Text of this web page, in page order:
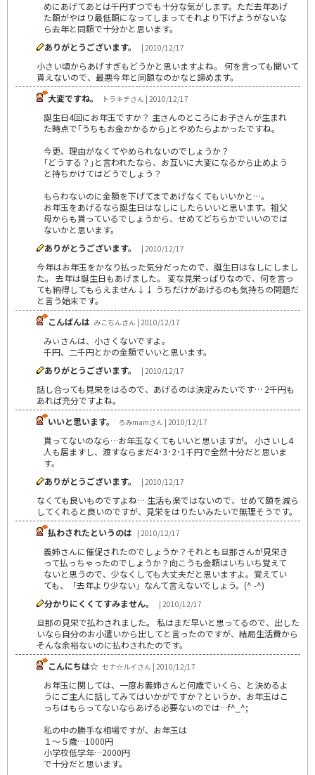
めにあげてあとは千円ずつでも十分な気がします。ただ去年あげ
た額がやはり最低額になってしまってそれより下げようがないな
ら去年と同額で十分かと思います。
ありがとうございます。
| 2010/12/17
小さい頃からあげすぎもどうかと思いますよね。 何を言っても聞いて
貰えないので、最悪今年と同額なのかなと諦めます。
大変ですね。
トラキチさん | 2010/12/17
誕生日4回にお年玉ですか？ 主さんのところにお子さんが生まれ
た時点で｢うちもお金かかるから｣とやめたらよかったですね。
今更、理由がなくてやめられないのでしょうか？
｢どうする？｣と言われたなら、お互いに大変になるから止めよう
と持ちかけてはどうでしょう？
もらわないのに金額を下げてまであげなくてもいいかと…。
お年玉をあげるなら誕生日はなしにしたらいいと思います。祖父
母からも貰っているでしょうから、せめてどちらかでいいのでは
ないかと思います。
ありがとうございます。
| 2010/12/17
今年はお年玉をかなり払った気分だったので、誕生日はなしにしまし
た。 去年は誕生日もあげました。 変な見栄っぱりなので、何を言っ
ても納得してもらえません↓↓ うちだけがあげるのも気持ちの問題だ
と言う始末です。
こんばんは みこちんさん | 2010/12/17
みぃさんは、小さくないですよ。
千円、二千円とかの金額でいいと思います。
ありがとうございます。
| 2010/12/17
話し合っても見栄をはるので、あげるのは決定みたいです… 2千円も
あれば充分ですよね。
いいと思います。
ろみmamさん | 2010/12/17
貰ってないのなら…お年玉なくてもいいと思いますが。 小さいし4
人も居ますし、渡すならまだ4･3･2･1千円で全然十分だと思いま
す。
ありがとうございます。
| 2010/12/17
なくても良いものですよね… 生活も楽ではないので、せめて額を減ら
してくれると良いのですが、見栄をはりたいみたいで無理そうです。
払わされたというのは | 2010/12/17
義姉さんに催促されたのでしょうか？それとも旦那さんが見栄き
って払っちゃったのでしょうか？向こうも金額はいちいち覚えて
ないと思うので、少なくしても大丈夫だと思いますよ。覚えてい
ても、「去年より少ない」なんて言えないでしょう。(^ -^)
分かりにくくてすみません。
| 2010/12/17
旦那の見栄で払わされました。 私はまだ早いと思ってるので、出した
いなら自分のお小遣いから出してと言ったのですが、結局生活費から
そんな余裕ないのに払わされたのです。
こんにちは☆ セナ☆ルイさん | 2010/12/17
お年玉に関しては、一度お義姉さんと何歳でいくら、と決めるよ
うにご主人に話してみてはいかがですか？というか、お年玉はこ
っちはもらってないならあげる必要ないのでは…f^_^;
私の中の勝手な相場ですが、お年玉は
１～５歳…1000円
小学校低学年…2000円
で十分だと思います。